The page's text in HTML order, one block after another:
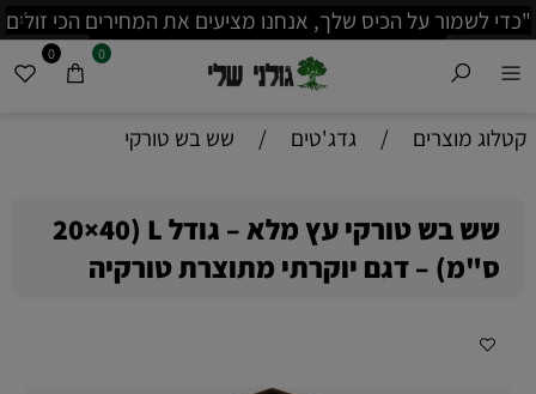
הכי זולים
קיימת מכירה בסיטונאות
משמעותית לפרטים נוספים בווצאפ: 0535257066
0 0
קטלוג מוצרים / גדג'טים / שש בש טורקי
שש בש טורקי עץ מלא – גודל L (20×40
ס"מ) – דגם יוקרתי מתוצרת טורקיה